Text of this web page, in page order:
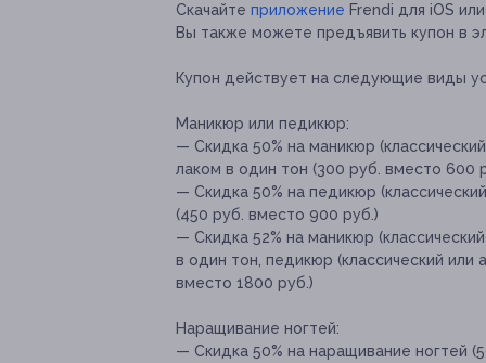
Скачайте приложение Frendi для iOS
Вы также можете предъявить купон в
Купон действует на следующие виды
Маникюр или педикюр:
— Скидка 50% на маникюр
лаком в один тон (300 руб. вместо 600
— Скидка 50% на педикюр
(450 руб. вместо 900 руб.)
— Скидка 52% на маникюр
в один тон, педикюр (классический или
вместо 1800 руб.)
Наращивание ногтей:
— Скидка 50% на наращивание ногтей